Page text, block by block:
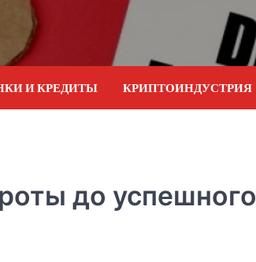
И КРЕДИТЫ КРИПТОИНДУСТРИЯ
до успешного